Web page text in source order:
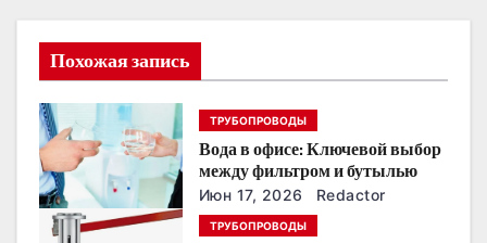
я
п
о
з
Похожая запись
ТРУБОПРОВОДЫ
Вода в офисе: Ключевой выбор
между фильтром и бутылью
Июн 17, 2026 Redactor
ТРУБОПРОВОДЫ